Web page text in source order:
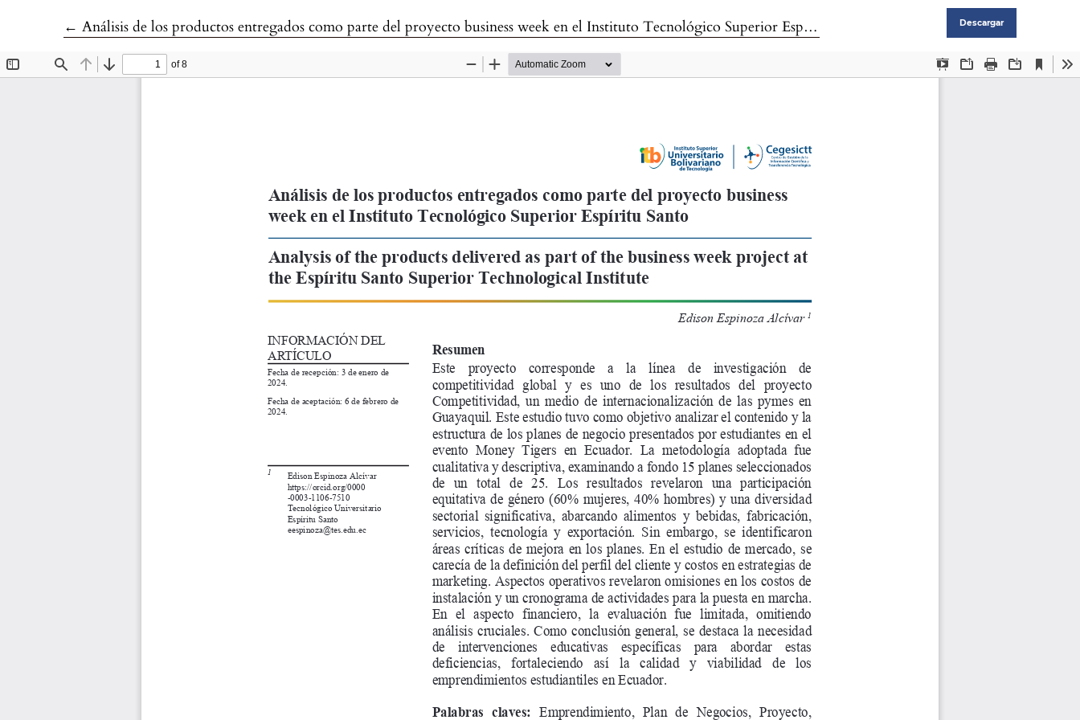
←Volver a los detalles del artículo
Análisis de los productos entregados como parte del proyecto business week en el Instituto Tecnológico Superior Espíritu Santo Descargar